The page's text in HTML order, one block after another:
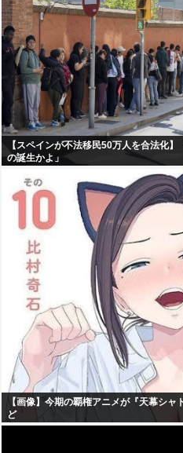
【スペインが不法移民50万人を合法化
の誕生かよ」
【画像】今期の覇権アニメが『天幕シ
ど